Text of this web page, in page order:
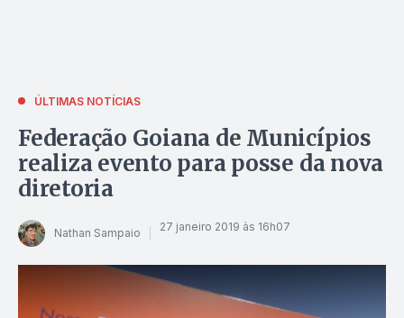
ÚLTIMAS NOTÍCIAS
Federação Goiana de Municípios
realiza evento para posse da nova
diretoria
Nathan Sampaio 27 janeiro 2019 às 16h07